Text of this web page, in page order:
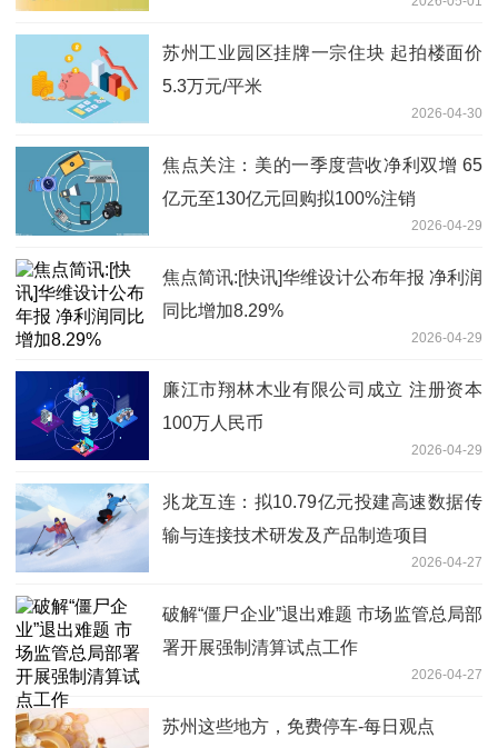
苏州工业园区挂牌一宗住块 起拍楼面价
5.3万元/平米
2026-04-30
焦点关注：美的一季度营收净利双增 65
亿元至130亿元回购拟100%注销
2026-04-29
焦点简讯:[快讯]华维设计公布年报 净利润
同比增加8.29%
2026-04-29
廉江市翔林木业有限公司成立 注册资本
100万人民币
2026-04-29
兆龙互连：拟10.79亿元投建高速数据传
输与连接技术研发及产品制造项目
2026-04-27
破解“僵尸企业”退出难题 市场监管总局部
署开展强制清算试点工作
2026-04-27
苏州这些地方，免费停车-每日观点